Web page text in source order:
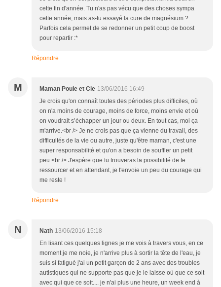
cette fin d'année. Tu n'as pas vécu que des choses sympa
cette année, mais as-tu essayé la cure de magnésium ?
Parfois cela permet de se redonner un petit coup de boost
pour repartir :*
Répondre
M Maman Poule et Cie 13/06/2016 16:49
Je crois qu'on connaît toutes des périodes plus difficiles, où
on n'a moins de courage, moins de force, moins envie et où
on voudrait s’échapper un jour ou deux. En tout cas, moi ça
m'arrive.<br /> Je ne crois pas que ça vienne du travail, des
difficultés de la vie ou autre, juste qu'être maman, c'est une
super responsabilité et qu'on a besoin de souffler un petit
peu.<br /> J'espère que tu trouveras la possibilité de te
ressourcer et en attendant, je t'envoie un peu du courage qui
me reste !
Répondre
N Nath 13/06/2016 15:18
En lisant ces quelques lignes je me vois à travers vous, en ce
moment je me noie, je n'arrive plus à sortir la tête de l'eau, je
suis si fatigué j'ai un petit garçon de 2 ans avec des troubles
autistiques qui ne supporte pas que je le laisse où que ce soit
avec qui que ce soit.... je n'ai plus une heure, un week end à